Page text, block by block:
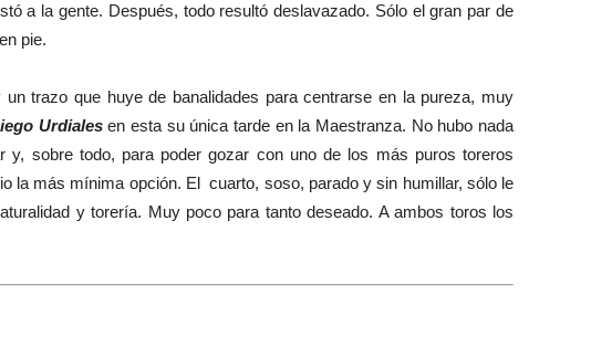
a la gente. Después, todo resultó deslavazado. Sólo el gran par de
pie.
trazo que huye de banalidades para centrarse en la pureza, muy
Urdialesen esta su única tarde en la Maestranza. No hubo nada
y, sobre todo, para poder gozar con uno de los más puros toreros
la más mínima opción. El cuarto, soso, parado y sin humillar, sólo le
y torería. Muy poco para tanto deseado. A ambos toros los